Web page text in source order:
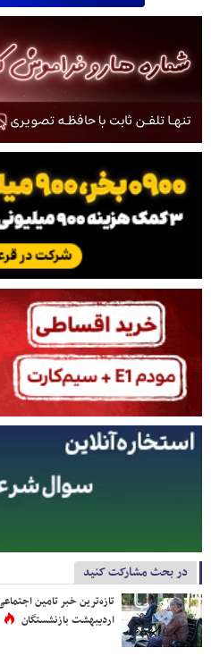
در بحث مشارکت کنید
تازه‌ترین خبر تامین
اردیبهشت بازنشستگان